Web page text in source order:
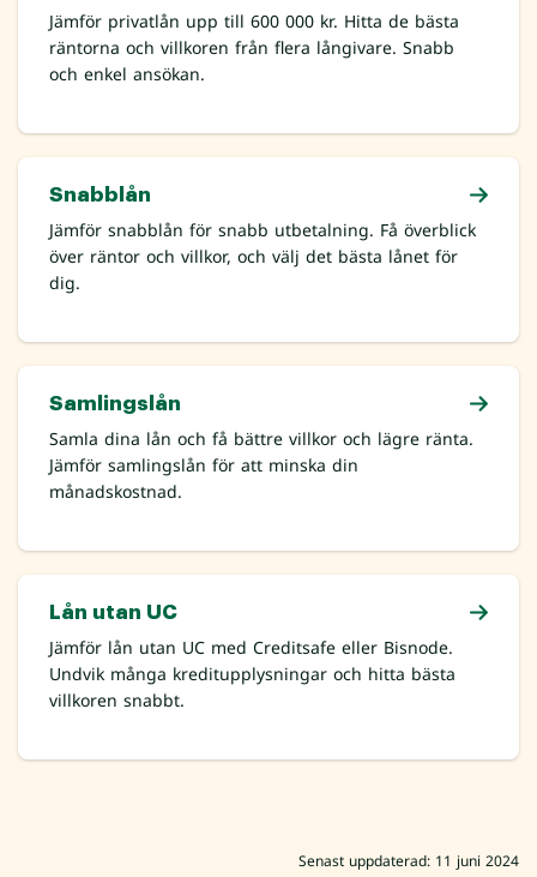
Jämför privatlån upp till 600 000 kr. Hitta de bästa
räntorna och villkoren från flera långivare. Snabb
och enkel ansökan.
Snabblån
Jämför snabblån för snabb utbetalning. Få överblick
över räntor och villkor, och välj det bästa lånet för
dig.
Samlingslån
Samla dina lån och få bättre villkor och lägre ränta.
Jämför samlingslån för att minska din
månadskostnad.
Lån utan UC
Jämför lån utan UC med Creditsafe eller Bisnode.
Undvik många kreditupplysningar och hitta bästa
villkoren snabbt.
Senast uppdaterad: 11 juni 2024